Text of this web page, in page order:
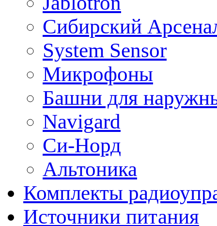
Сибирский
System Sensor
Микрофоны
Башни для
Navigard
Си-Норд
Альтоника
Комплекты
Источники питания